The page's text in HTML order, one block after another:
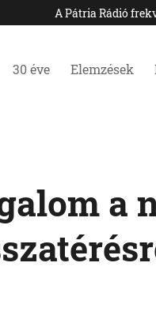
A Pátria Rádió
30 éve Elemzések
a